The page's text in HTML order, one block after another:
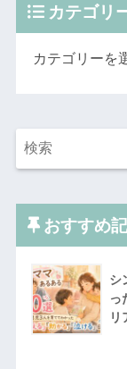
カテゴリ
おすすめ
シ
っ
リ